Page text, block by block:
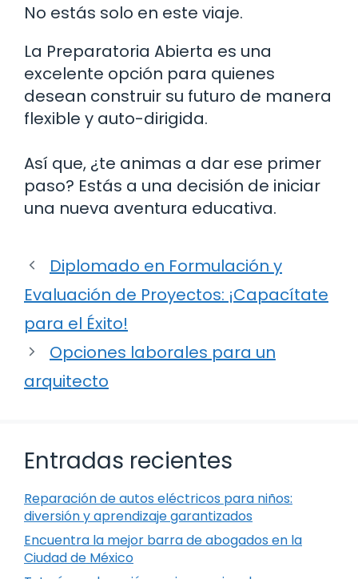
No estás solo en este viaje.
La Preparatoria Abierta es una
excelente opción para quienes
desean construir su futuro de manera
flexible y auto-dirigida.
Así que, ¿te animas a dar ese primer
paso? Estás a una decisión de iniciar
una nueva aventura educativa.
Diplomado en Formulación y
Evaluación de Proyectos: ¡Capacítate
para el Éxito!
Opciones laborales para un
arquitecto
Entradas recientes
Reparación de autos eléctricos para niños:
diversión y aprendizaje garantizados
Encuentra la mejor barra de abogados en la
Ciudad de México